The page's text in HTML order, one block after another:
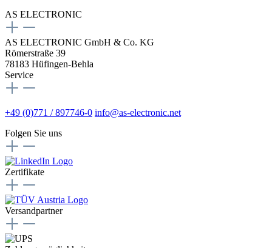
AS ELECTRONIC
AS ELECTRONIC GmbH & Co. KG
Römerstraße 39
78183 Hüfingen-Behla
Service
+49 (0)771 / 897746-0 info@as-electronic.net
Folgen Sie uns
Zertifikate
Versandpartner